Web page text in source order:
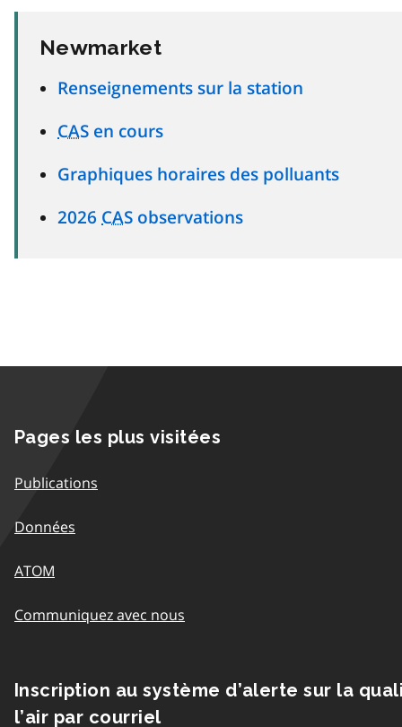
Newmarket
Renseignements sur la station
CAS en cours
Graphiques horaires des polluants
2026 CAS observations
Pages les plus visitées
Publications
Données
ATOM
Communiquez avec nous
Inscription au système d’alerte sur la
l’air par courriel